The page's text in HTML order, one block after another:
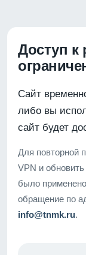
Доступ к
Сайт
либо вы
сайт будет
Для повторной
VPN и
было
обращение по
info@tnmk.ru.